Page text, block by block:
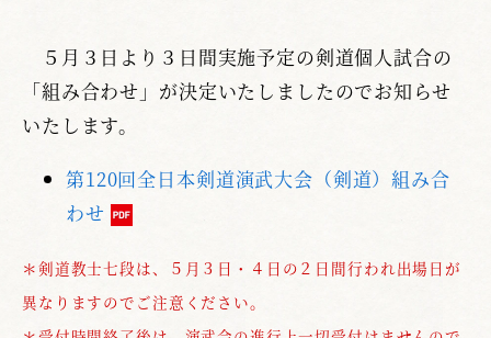
５月３日より３日間実施予定の剣道個人試合の
「組み合わせ」が決定いたしましたのでお知らせ
いたします。
第120回全日本剣道演武大会（剣道）組み合
わせ
＊剣道教士七段は、５月３日・４日の２日間行われ出場日が
異なりますのでご注意ください。